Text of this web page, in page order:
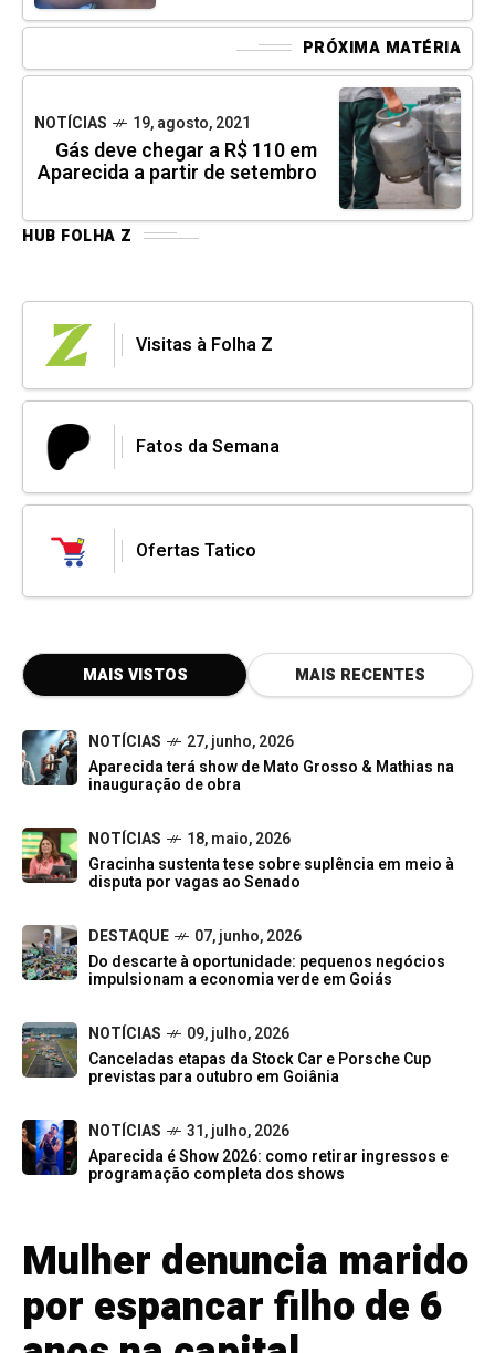
PRÓXIMA MATÉRIA
NOTÍCIAS 19, agosto, 2021
Gás deve chegar a R$ 110 em
Aparecida a partir de setembro
HUB FOLHA Z
Visitas à Folha Z
Fatos da Semana
Ofertas Tatico
MAIS VISTOS MAIS RECENTES
NOTÍCIAS
27, junho, 2026
Aparecida terá show de Mato Grosso & Mathias na
inauguração de obra
NOTÍCIAS
18, maio, 2026
Gracinha sustenta tese sobre suplência em meio à
disputa por vagas ao Senado
DESTAQUE
07, junho, 2026
Do descarte à oportunidade: pequenos negócios
impulsionam a economia verde em Goiás
NOTÍCIAS
09, julho, 2026
Canceladas etapas da Stock Car e Porsche Cup
previstas para outubro em Goiânia
NOTÍCIAS
31, julho, 2026
Aparecida é Show 2026: como retirar ingressos e
programação completa dos shows
Mulher denuncia marido
por espancar filho de 6